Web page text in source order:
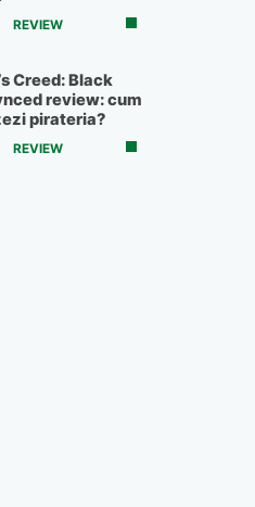
REVIEW
Creed: Black
review: cum
pirateria?
REVIEW